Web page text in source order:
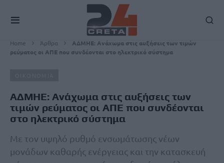
Home Άρθρα
ΑΔΜΗΕ: Ανάχωμα στις αυξήσεις των τιμών
ρεύματος οι ΑΠΕ που συνδέονται στο ηλεκτρικό σύστημα
ΑΔΜΗΕ: Ανάχωμα στις αυξήσεις των
τιμών ρεύματος οι ΑΠΕ που συνδέονται
στο ηλεκτρικό σύστημα
Με τον υψηλό ρυθμό ενσωμάτωσης νέων
μονάδων καθαρής ενέργειας και την κατασκευή